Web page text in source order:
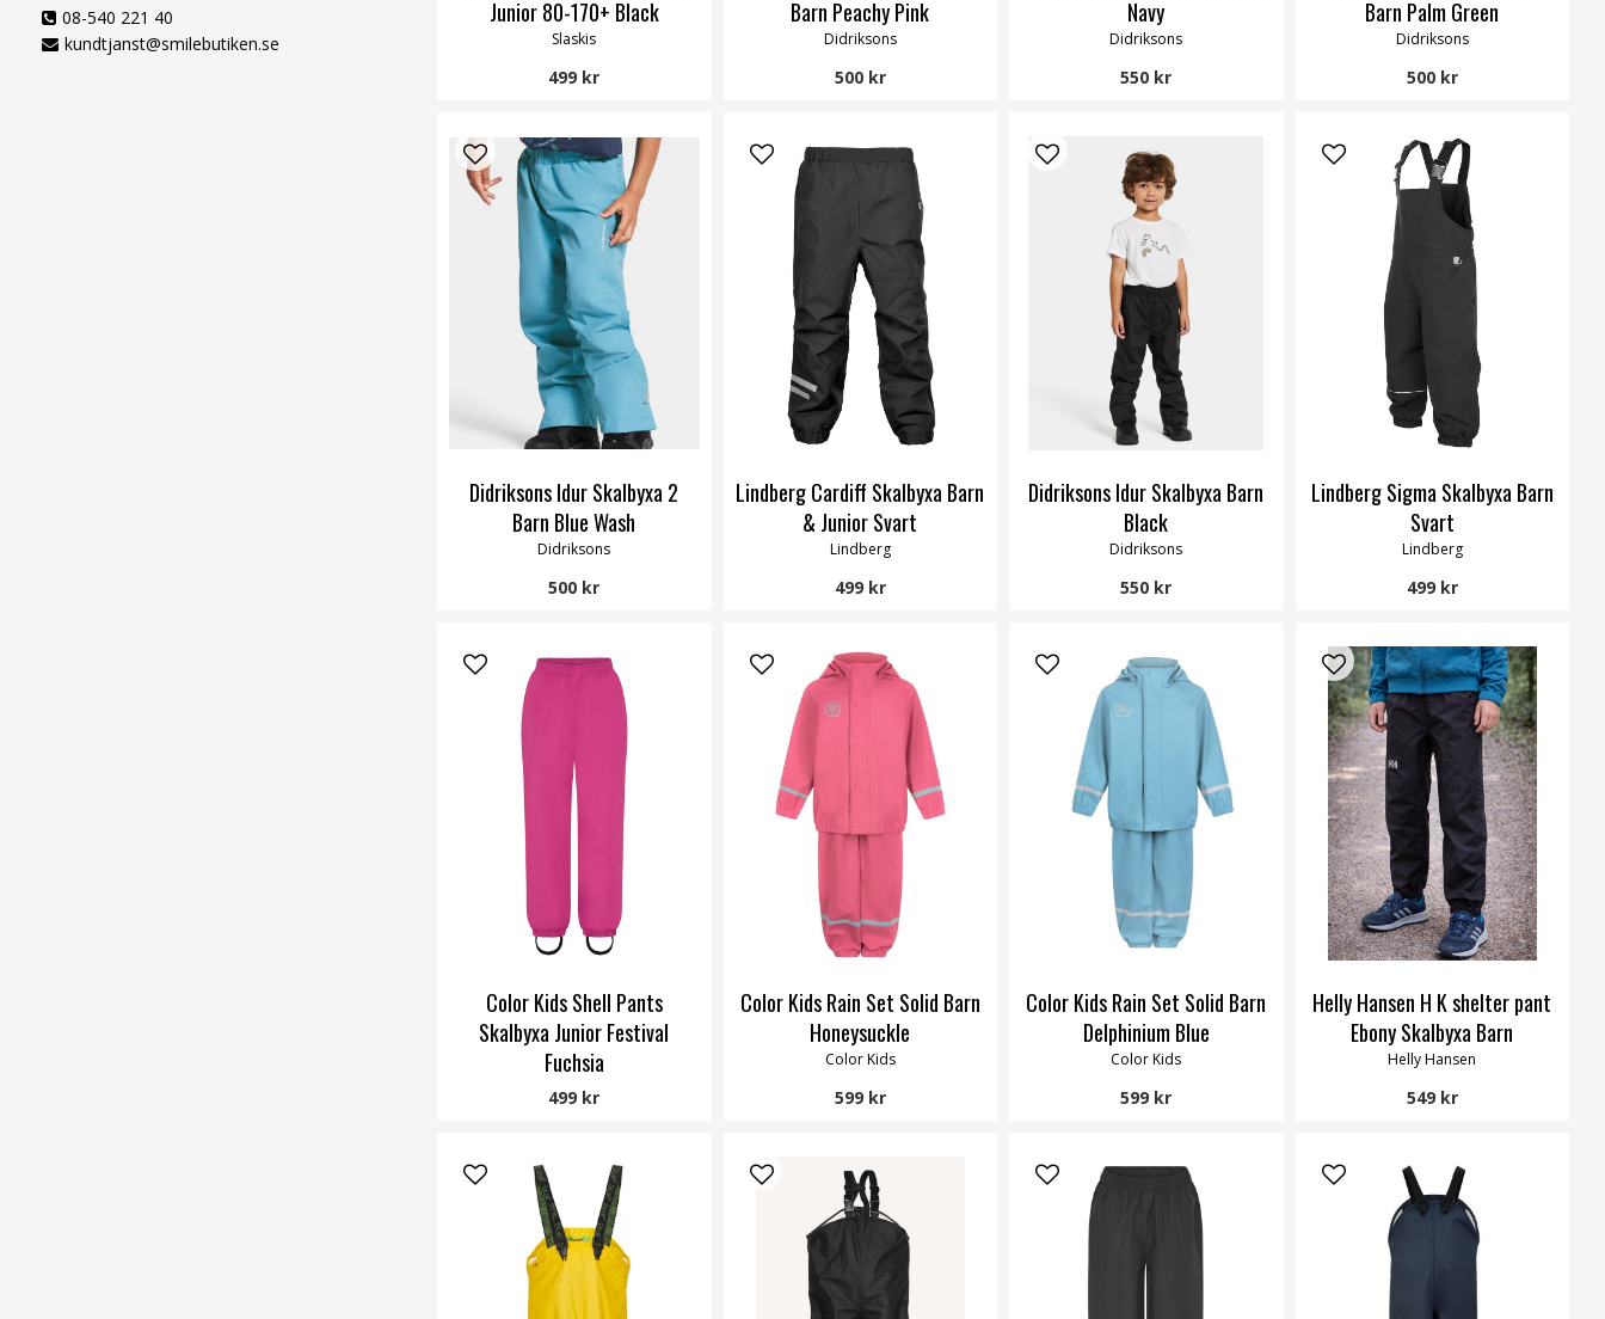
08-540 221 40
kundtjanst@smilebutiken.se
Junior 80-170+ Black
Slaskis
499 kr
Barn Peachy Pink
Didriksons
500 kr
Navy
Didriksons
550 kr
Barn Palm Green
Didriksons
500 kr
Didriksons Idur Skalbyxa 2
Barn Blue Wash
Didriksons
500 kr
Lindberg Cardiff Skalbyxa Barn
& Junior Svart
Lindberg
499 kr
Didriksons Idur Skalbyxa Barn
Black
Didriksons
550 kr
Lindberg Sigma Skalbyxa Barn
Svart
Lindberg
499 kr
Color Kids Shell Pants
Skalbyxa Junior Festival
Fuchsia
Color Kids
499 kr
Color Kids Rain Set Solid Barn
Honeysuckle
Color Kids
599 kr
Color Kids Rain Set Solid Barn
Delphinium Blue
Color Kids
599 kr
Helly Hansen H K shelter pant
Ebony Skalbyxa Barn
Helly Hansen
549 kr